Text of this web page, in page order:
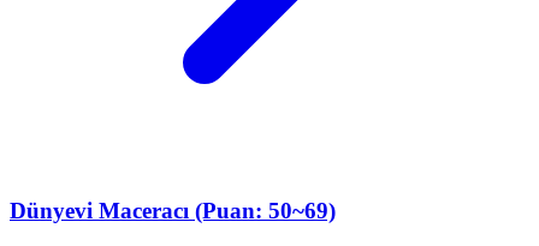
Dünyevi Maceracı (Puan: 50~69)